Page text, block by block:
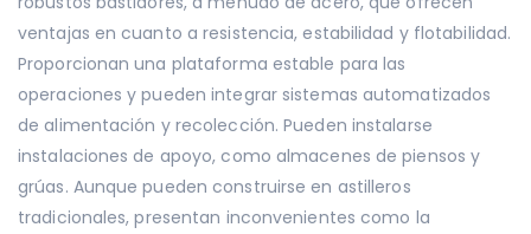
ventajas en cuanto a resistencia, estabilidad y flotabilidad.
Proporcionan una plataforma estable para las
operaciones y pueden integrar sistemas automatizados
de alimentación y recolección. Pueden instalarse
instalaciones de apoyo, como almacenes de piensos y
grúas. Aunque pueden construirse en astilleros
tradicionales, presentan inconvenientes como la